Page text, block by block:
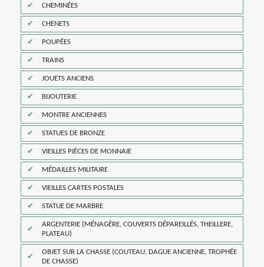
CHEMINÉES
CHENETS
POUPÉES
TRAINS
JOUETS ANCIENS
BIJOUTERIE
MONTRE ANCIENNES
STATUES DE BRONZE
VIEILLES PIÈCES DE MONNAIE
MÉDAILLES MILITAIRE
VIEILLES CARTES POSTALES
STATUE DE MARBRE
ARGENTERIE (MÉNAGÈRE, COUVERTS DÉPAREILLÉS, THEILLERE,
PLATEAU)
OBJET SUR LA CHASSE (COUTEAU, DAGUE ANCIENNE, TROPHÉE
DE CHASSE)